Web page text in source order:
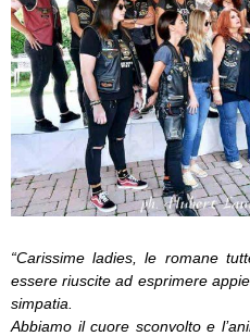
“Carissime ladies, le romane
essere riuscite ad esprimere
simpatia.
Abbiamo il cuore sconvolto e